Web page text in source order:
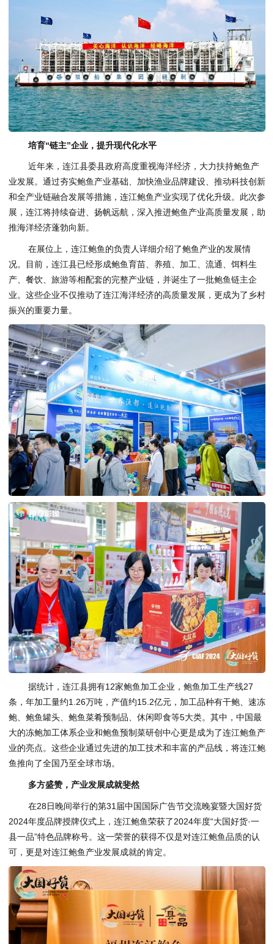
培育“链主”企业，提升现代化水平
近年来，连江县委县政府高度重视海洋经济，大力扶持鲍鱼产
业发展。通过夯实鲍鱼产业基础、加快渔业品牌建设、推动科技创新
和全产业链融合发展等措施，连江鲍鱼产业实现了优化升级。此次参
展，连江将持续奋进、扬帆远航，深入推进鲍鱼产业高质量发展，助
推海洋经济蓬勃向新。
在展位上，连江鲍鱼的负责人详细介绍了鲍鱼产业的发展情
况。目前，连江县已经形成鲍鱼育苗、养殖、加工、流通、饵料生
产、餐饮、旅游等相配套的完整产业链，并诞生了一批鲍鱼链主企
业。这些企业不仅推动了连江海洋经济的高质量发展，更成为了乡村
振兴的重要力量。
据统计，连江县拥有12家鲍鱼加工企业，鲍鱼加工生产线27
条，年加工量约1.26万吨，产值约15.2亿元，加工品种有干鲍、速冻
鲍、鲍鱼罐头、鲍鱼菜肴预制品、休闲即食等5大类。其中，中国最
大的冻鲍加工体系企业和鲍鱼预制菜研创中心更是成为了连江鲍鱼产
业的亮点。这些企业通过先进的加工技术和丰富的产品线，将连江鲍
鱼推向了全国乃至全球市场。
多方盛赞，产业发展成就斐然
在28日晚间举行的第31届中国国际广告节交流晚宴暨大国好货
2024年度品牌授牌仪式上，连江鲍鱼荣获了2024年度“大国好货·一
县一品”特色品牌称号。这一荣誉的获得不仅是对连江鲍鱼品质的认
可，更是对连江鲍鱼产业发展成就的肯定。